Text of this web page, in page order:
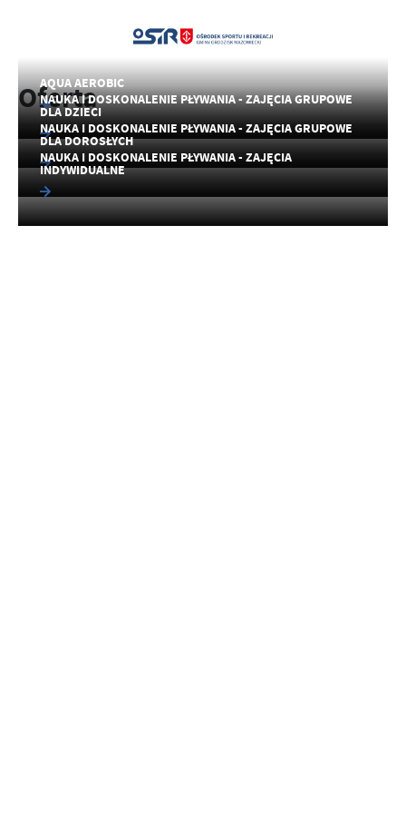
Oferta
AQUA AEROBIC
NAUKA I DOSKONALENIE PŁYWANIA - ZAJĘCIA GRUPOWE
DLA DZIECI
NAUKA I DOSKONALENIE PŁYWANIA - ZAJĘCIA GRUPOWE
DLA DOROSŁYCH
NAUKA I DOSKONALENIE PŁYWANIA - ZAJĘCIA
INDYWIDUALNE